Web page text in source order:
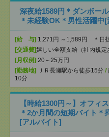
深夜給1589円＊ダンボー
＊未経験OK＊男性活躍中[
[給 与] 1,271円 ～1,589円 ＊日
[交通費]嬉しい全額支給（社内規定
[月収例] 20～25万円
[勤務地]
ＪＲ長瀬駅から徒歩15分 /
10分
【時給1300円～】オフィ
＊2か月間の短期バイト＊
[アルバイト]